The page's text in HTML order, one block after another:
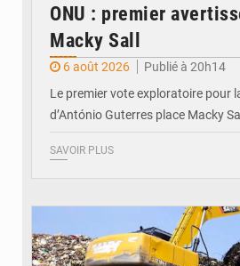
ONU : premier
Macky Sall
6 août 2026
Publié à 20h14
Le premier vote exploratoire pour
d’António Guterres place Macky
SAVOIR PLUS